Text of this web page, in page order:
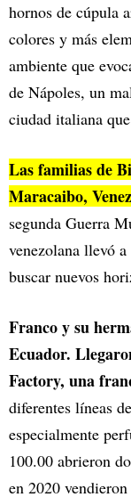
hornos de cúpula
colores y más
ambiente que
de Nápoles, un
ciudad italiana
Las familias de
Maracaibo,
segunda Guerra
venezolana llevó
buscar nuevos
Franco y su
Ecuador.
Factory, una
diferentes líneas
especialmente
100.00 abrieron
en 2020